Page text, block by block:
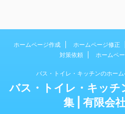
ホームページ作成 ホームページ修正
対策依頼
ホームペ
バス・トイレ・キッチンのホーム
バス・トイレ・キッチ
集 | 有限会